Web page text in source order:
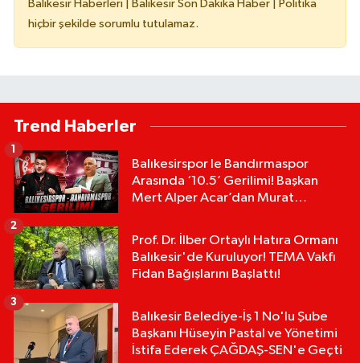
Balıkesir Haberleri | Balıkesir Son Dakika Haber | Politika
hiçbir şekilde sorumlu tutulamaz.
Trend Haberler
Balıkesirspor le Bandırmaspor
Arasında ‘10.5’ Gerilimi! Başkan
Mert Alper Acar’dan Murat
1
Prof. Dr. İlber Ortaylı Hatıra Ormanı
Balıkesir'de Kuruluyor! TEMA Vakfı
Fidan Bağışlarını Başlattı!
2
Balıkesir Belediye-İş 1 No'lu Şube
Başkanı Hüseyin Pastal ve Yönetimi
İstifa Ederek ÇAĞDAŞ-SEN'e Geçti
3